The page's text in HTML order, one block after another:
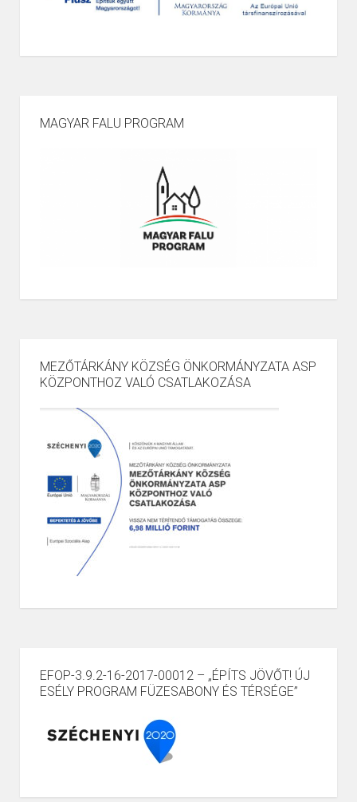
MAGYAR FALU PROGRAM
MEZŐTÁRKÁNY KÖZSÉG ÖNKORMÁNYZATA ASP
KÖZPONTHOZ VALÓ CSATLAKOZÁSA
EFOP-3.9.2-16-2017-00012 – „ÉPÍTS JÖVŐT! ÚJ
ESÉLY PROGRAM FÜZESABONY ÉS TÉRSÉGE”